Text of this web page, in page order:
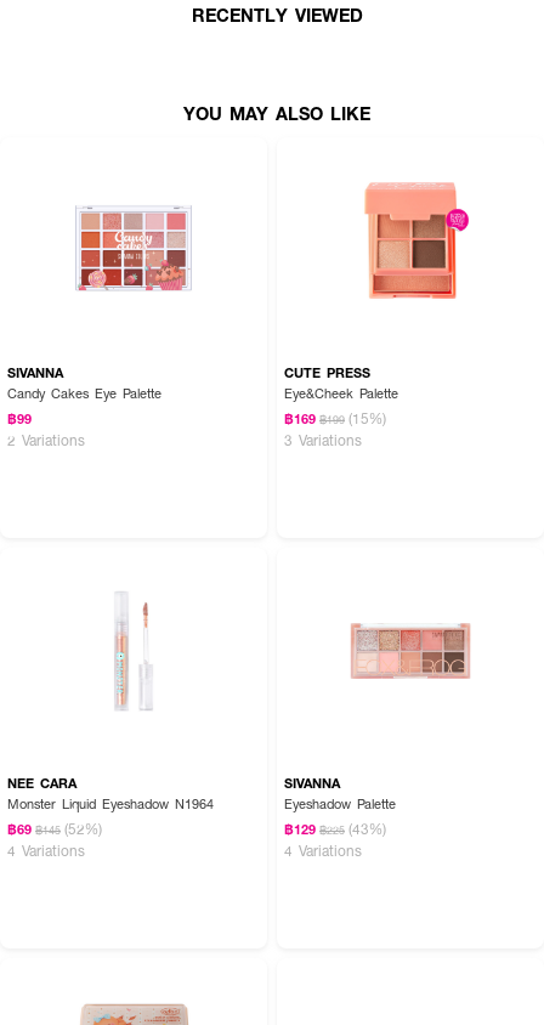
: เจลไลน์เนอร์สีน้ำตาล + กลิตเตอร์สีคอปเปอร์อมส้ม ให้ลุคอบอุ่น มี
·FDA Registration No.: 10-2-6700032516
RECENTLY VIEWED
YOU MAY ALSO LIKE
SIVANNA
Candy Cakes Eye Palette
฿99
2 Variations
CUTE PRESS
Eye&Cheek Palette
฿169 ฿199 (15%)
3 Variations
NEE CARA
Monster Liquid Eyeshadow N1964
฿69 ฿145 (52%)
4 Variations
SIVANNA
Eyeshadow Palette
฿129 ฿225 (43%)
4 Variations